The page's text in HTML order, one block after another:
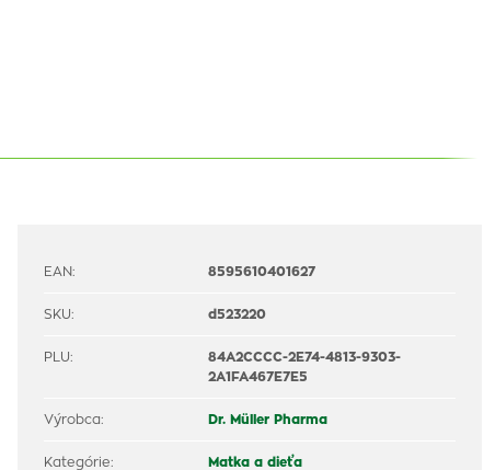
EAN: 8595610401627
SKU: d523220
PLU:
84A2CCCC-2E74-4813-9303-
2A1FA467E7E5
Výrobca: Dr. Müller Pharma
Kategórie: Matka a dieťa